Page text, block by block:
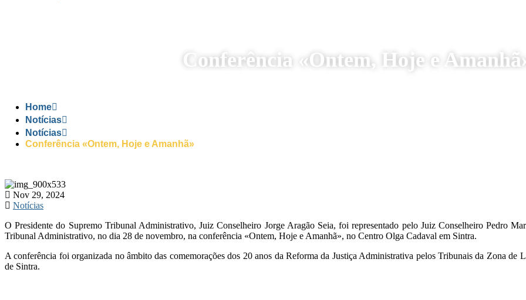
Conferência «Ontem, Hoje e
Home
Notícias
Notícias
Conferência «Ontem, Hoje e Amanhã»
Nov 29, 2024
Notícias
O Presidente do Supremo Tribunal Administrativo, Juiz Conselheiro Jorge Aragão Seia, foi representado pelo Juiz Conselheiro Pedro
Tribunal Administrativo, no dia 28 de novembro, na conferência «Ontem, Hoje e Amanhã», no Centro Olga Cadaval em Sintra.
A conferência foi organizada no âmbito das comemorações dos 20 anos da Reforma da Justiça Administrativa pelos Tribunais da Zona
de Sintra.